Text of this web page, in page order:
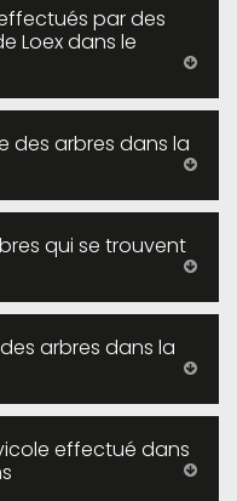
par des
Loex dans le
des arbres dans la
qui se trouvent
arbres dans la
effectué dans